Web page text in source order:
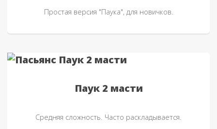
Простая версия "Паука", для новичков.
Паук 2 масти
Средняя сложность. Часто раскладывается.